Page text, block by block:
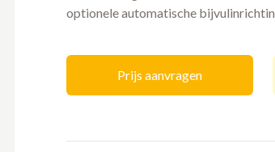
optionele automatische
Prijs aanvragen